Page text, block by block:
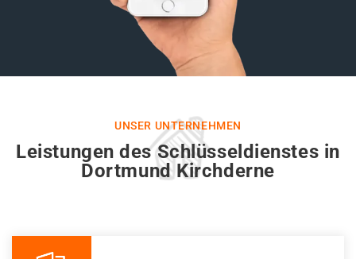
UNSER UNTERNEHMEN
Leistungen des Schlüsseldienstes in
Dortmund Kirchderne